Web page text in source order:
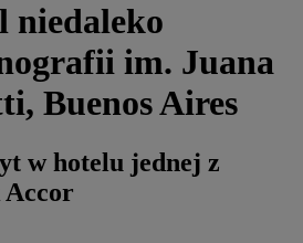
niedaleko
im. Juana
Buenos Aires
w hotelu jednej z
Accor